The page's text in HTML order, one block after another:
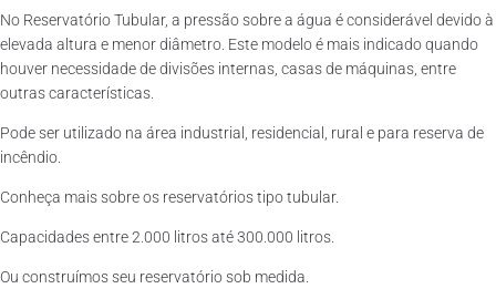
No Reservatório Tubular, a pressão sobre a água é considerável devido à
elevada altura e menor diâmetro. Este modelo é mais indicado quando
houver necessidade de divisões internas, casas de máquinas, entre
outras características.
Pode ser utilizado na área industrial, residencial, rural e para reserva de
incêndio.
Conheça mais sobre os reservatórios tipo tubular.
Capacidades entre 2.000 litros até 300.000 litros.
Ou construímos seu reservatório sob medida.